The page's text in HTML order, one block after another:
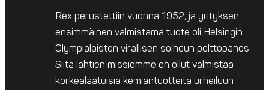
Rex perustettiin vuonna 1952, ja yrityksen
ensimmäinen valmistama tuote oli Helsingin
Olympialaisten virallisen soihdun polttopanos.
Siitä lähtien missiomme on ollut valmistaa
korkealaatuisia kemiantuotteita urheiluun